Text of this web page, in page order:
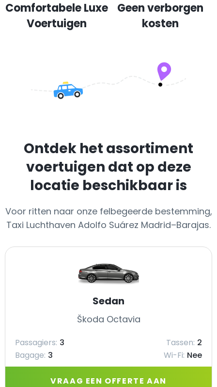
Comfortabele Luxe
Voertuigen
Geen verborgen
kosten
Ontdek het assortiment
voertuigen dat op deze
locatie beschikbaar is
Voor ritten naar onze felbegeerde bestemming,
Taxi Luchthaven Adolfo Suárez Madrid–Barajas.
Sedan
Škoda Octavia
Passagiers: 3 Tassen: 2
Bagage: 3 Wi-Fi: Nee
VRAAG EEN OFFERTE AAN